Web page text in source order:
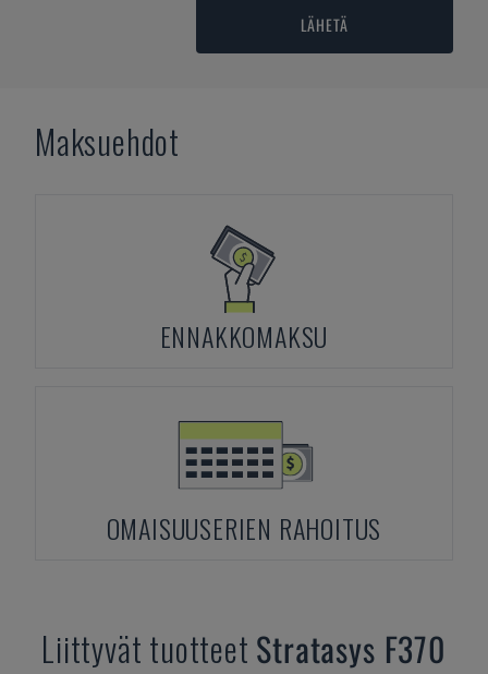
LÄHETÄ
Maksuehdot
ENNAKKOMAKSU
OMAISUUSERIEN RAHOITUS
Liittyvät tuotteet Stratasys F370